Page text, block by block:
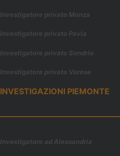
Investigatore privato Monza
Investigatore privato Pavia
Investigatore privato Sondrio
Investigatore privato Varese
INVESTIGAZIONI PIEMONTE
Investigatore ad Alessandria